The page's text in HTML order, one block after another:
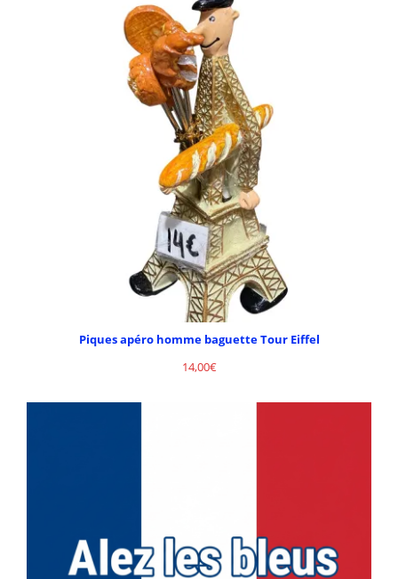
Piques apéro homme baguette Tour Eiffel
14,00€